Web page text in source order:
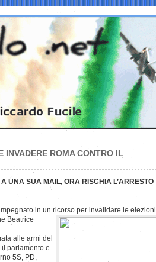
INVADERE ROMA CONTRO IL
UNA SUA MAIL, ORA RISCHIA L’ARRESTO
in un ricorso per invalidare le elezioni
Beatrice
alle armi del
parlamento e
5S, PD,